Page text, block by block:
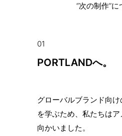
“次の制作”に
01
PORTLANDへ。
グローバルブランド向
を学ぶため、私たちは
向かいました。